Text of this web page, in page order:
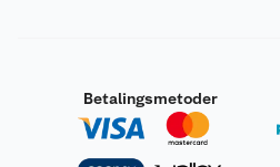
Betalingsmetoder